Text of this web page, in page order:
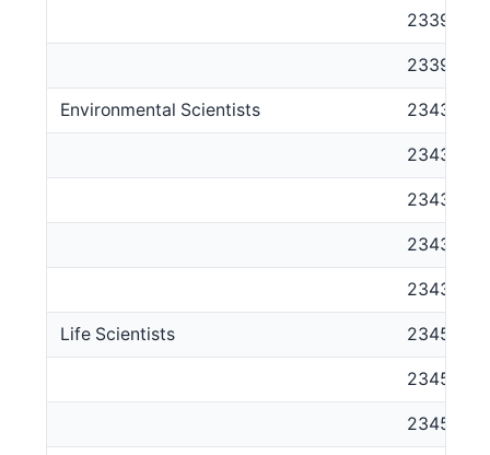
233916
233999
Environmental Scientists 2343
234311
234312
234313
234399
Life Scientists 2345
234511
234599